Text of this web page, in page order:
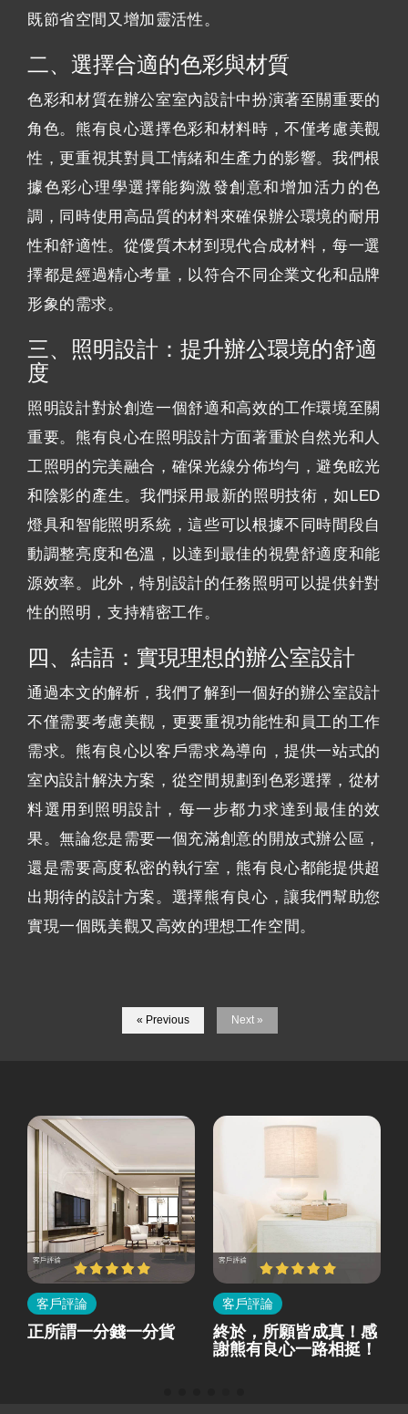
既節省空間又增加靈活性。
二、選擇合適的色彩與材質
色彩和材質在辦公室室內設計中扮演著至關重要的
角色。熊有良心選擇色彩和材料時，不僅考慮美觀
性，更重視其對員工情緒和生產力的影響。我們根
據色彩心理學選擇能夠激發創意和增加活力的色
調，同時使用高品質的材料來確保辦公環境的耐用
性和舒適性。從優質木材到現代合成材料，每一選
擇都是經過精心考量，以符合不同企業文化和品牌
形象的需求。
三、照明設計：提升辦公環境的舒適
度
照明設計對於創造一個舒適和高效的工作環境至關
重要。熊有良心在照明設計方面著重於自然光和人
工照明的完美融合，確保光線分佈均勻，避免眩光
和陰影的產生。我們採用最新的照明技術，如LED
燈具和智能照明系統，這些可以根據不同時間段自
動調整亮度和色溫，以達到最佳的視覺舒適度和能
源效率。此外，特別設計的任務照明可以提供針對
性的照明，支持精密工作。
四、結語：實現理想的辦公室設計
通過本文的解析，我們了解到一個好的辦公室設計
不僅需要考慮美觀，更要重視功能性和員工的工作
需求。熊有良心以客戶需求為導向，提供一站式的
室內設計解決方案，從空間規劃到色彩選擇，從材
料選用到照明設計，每一步都力求達到最佳的效
果。無論您是需要一個充滿創意的開放式辦公區，
還是需要高度私密的執行室，熊有良心都能提供超
出期待的設計方案。選擇熊有良心，讓我們幫助您
實現一個既美觀又高效的理想工作空間。
« Previous Next »
客戶評論
正所謂一分錢一分貨
客戶評論
終於，所願皆成真！感
謝熊有良心一路相挺！